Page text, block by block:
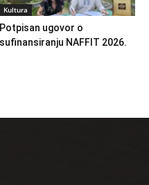
Kultura
Potpisan ugovor o
sufinansiranju NAFFIT 2026.